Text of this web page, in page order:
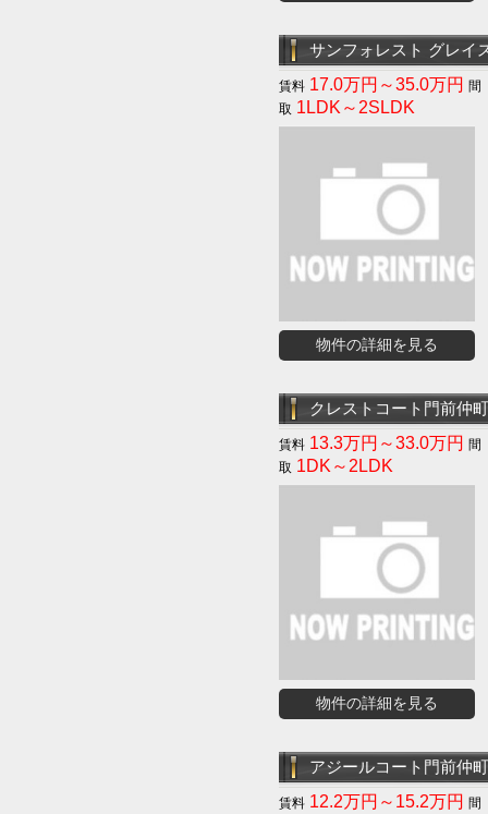
サンフォレスト グレイ
17.0万円～35.0万円
1LDK～2SLDK
物件の詳細を見る
クレストコート門前仲町
13.3万円～33.0万円
1DK～2LDK
物件の詳細を見る
アジールコート門前仲町
12.2万円～15.2万円